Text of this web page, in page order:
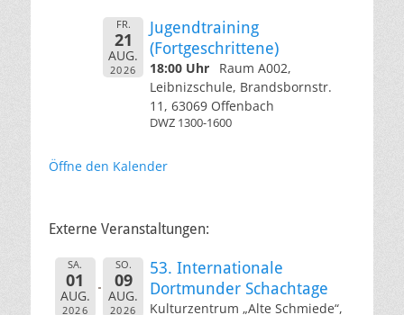
FR.
21
AUG.
2026
Jugendtraining
(Fortgeschrittene)
18:00 Uhr
Raum A002,
Leibnizschule, Brandsbornstr.
11, 63069 Offenbach
DWZ 1300-1600
Öffne den Kalender
Externe Veranstaltungen:
SA.
01
AUG.
2026
SO.
09
AUG.
2026
53. Internationale
Dortmunder Schachtage
Kulturzentrum „Alte Schmiede“,